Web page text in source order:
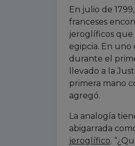
En julio de
franceses
jeroglíficos que
egipcia. En
durante el
llevado a la
primera mano
agregó.
La analogía
abigarrada
jeroglífico.